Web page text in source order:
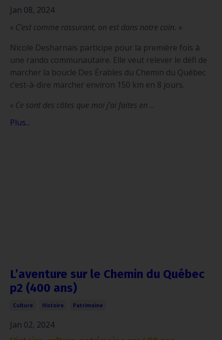
Jan 08, 2024
« C’est comme rassurant, on est dans notre coin. »
Nicole Desharnais participe pour la première fois à
une rando communautaire. Elle veut relever le défi de
marcher la boucle Des Érables du Chemin du Québec
c’est-à-dire marcher environ 150 km en 8 jours.
« Ce sont des côtes que moi j’ai faites en ...
Plus...
L’aventure sur le Chemin du Québec
p2 (400 ans)
Culture Histoire Patrimoine
Jan 02, 2024